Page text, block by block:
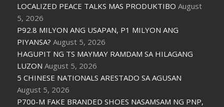
LOCALIZED PEACE TALKS MAS PRODUKTIBO August
5, 2026
P92.8 MILYON ANG USAPAN, P1 MILYON ANG
PIYANSA? August 5, 2026
HAGUPIT NG TS MAYMAY RAMDAM SA HILAGANG
LUZON August 5, 2026
5 CHINESE NATIONALS ARESTADO SA AGUSAN
August 5, 2026
P700-M FAKE BRANDED SHOES NASAMSAM NG PNP,